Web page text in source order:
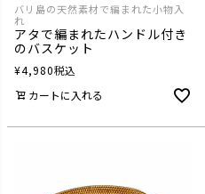
バリ島の天然素材で編まれた小物入
れ
アタで編まれたハンドル付き
のバスケット
¥4,980税込
カートに入れる